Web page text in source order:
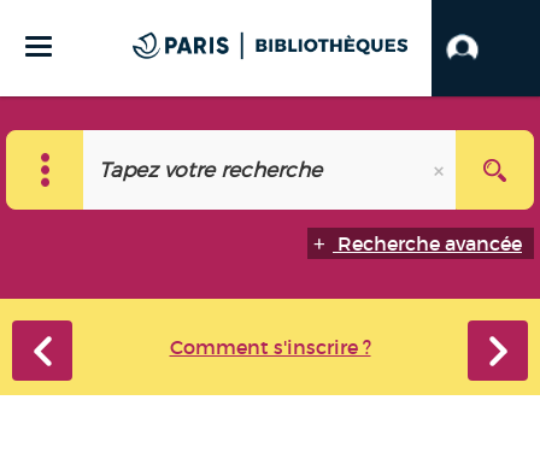
Recherche avancée
Comment s'inscrire ?